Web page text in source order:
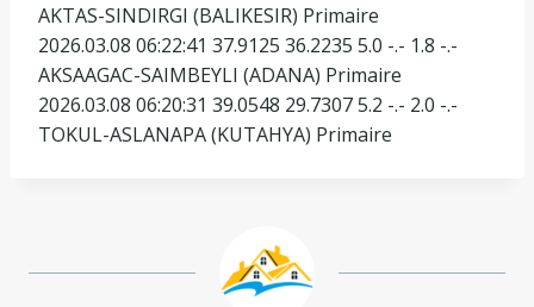
AKTAS-SINDIRGI (BALIKESIR) Primaire
2026.03.08 06:22:41 37.9125 36.2235 5.0 -.- 1.8 -.-
AKSAAGAC-SAIMBEYLI (ADANA) Primaire
2026.03.08 06:20:31 39.0548 29.7307 5.2 -.- 2.0 -.-
TOKUL-ASLANAPA (KUTAHYA) Primaire